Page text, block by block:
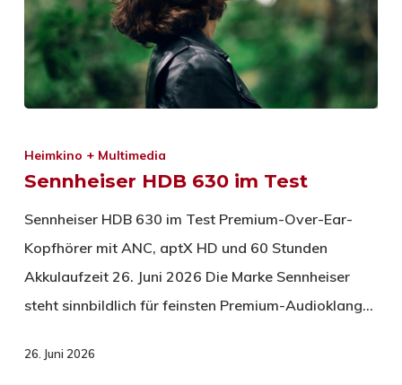
Heimkino + Multimedia
Sennheiser HDB 630 im Test
Sennheiser HDB 630 im Test Premium-Over-Ear-
Kopfhörer mit ANC, aptX HD und 60 Stunden
Akkulaufzeit 26. Juni 2026 Die Marke Sennheiser
steht sinnbildlich für feinsten Premium-Audioklang…
26. Juni 2026